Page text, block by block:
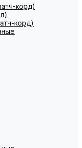
корд)
корд)